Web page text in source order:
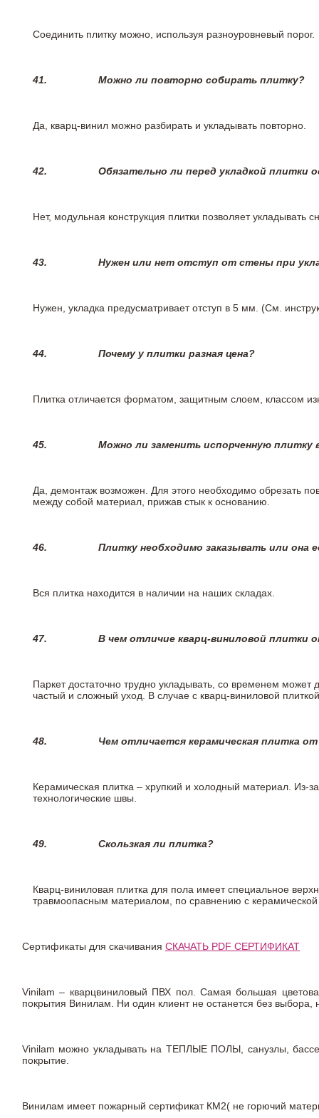
Соединить плитку можно, используя разноуровневый порог.
41. Можно ли повторно собирать плитку?
Да, кварц-винил можно разбирать и укладывать повторно.
42. Обязательно ли перед укладкой плитки
Нет, модульная конструкция плитки позволяет
43. Нужен или нет отступ от стены при
Нужен, укладка предусматривает отступ в 5 мм. (См.
44. Почему у плитки разная цена?
Плитка отличается форматом, защитным слоем, классом
45. Можно ли заменить испорченную плитку
Да, демонтаж возможен. Для этого необходимо обрезать
между собой материал, прижав стык к основанию.
46. Плитку необходимо заказывать или она
Вся плитка находится в наличии на наших складах.
47. В чем отличие кварц-виниловой плитки
Паркет достаточно трудно укладывать, со временем
частый и сложный уход. В случае с кварц-виниловой
48. Чем отличается керамическая плитка
Керамическая плитка – хрупкий и холодный материал. Из-
технологические швы.
49. Скользкая ли плитка?
Кварц-виниловая плитка для пола имеет специальное
травмоопасным материалом, по сравнению с
Сертификаты для скачивания СКАЧАТЬ PDF СЕРТИФИКАТ
Vinilam – кварцвиниловый ПВХ пол. Самая большая
покрытия Винилам. Ни один клиент не останется без
Vinilam можно укладывать на ТЕПЛЫЕ ПОЛЫ, санузлы,
покрытие.
Винилам имеет пожарный сертификат КМ2( не горючий